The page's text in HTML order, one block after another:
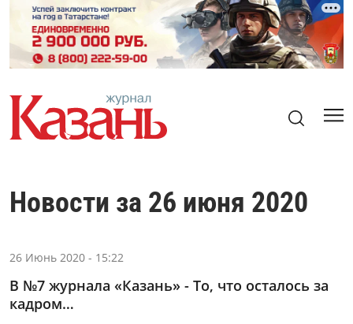
Новости за 26 июня 2020
26 Июнь 2020 - 15:22
В №7 журнала «Казань» - То, что осталось за
кадром…